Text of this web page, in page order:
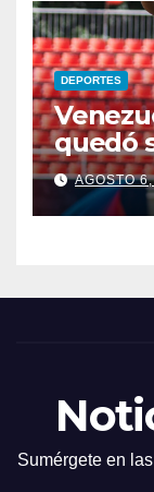
DEPORTES
quedó
AGOSTO
Sumérgete en